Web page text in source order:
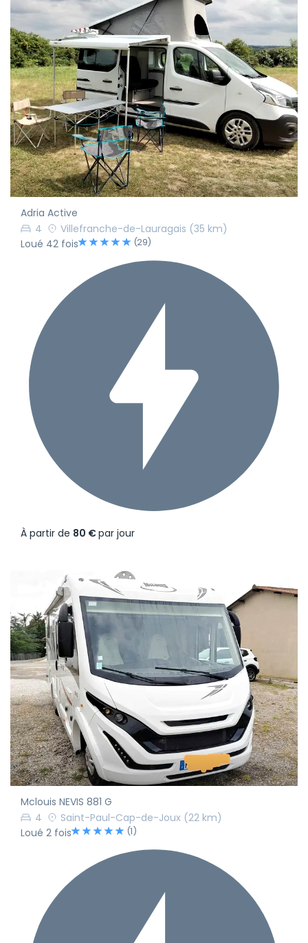
Adria Active
4
Villefranche-de-Lauragais (35 km)
Loué 42 fois
(29)
À partir de 80 €par jour
Mclouis NEVIS 881 G
4
Saint-Paul-Cap-de-Joux (22 km)
Loué 2 fois
(1)